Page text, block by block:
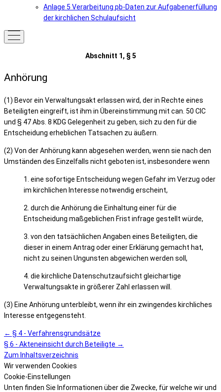
Anlage 5 Verarbeitung pb-Daten zur Aufgabenerfüllung
der kirchlichen Schulaufsicht
Abschnitt 1, § 5
Anhörung
(1) Bevor ein Verwaltungsakt erlassen wird, der in Rechte eines
Beteiligten eingreift, ist ihm in Übereinstimmung mit can. 50 CIC
und § 47 Abs. 8 KDG Gelegenheit zu geben, sich zu den für die
Entscheidung erheblichen Tatsachen zu äußern.
(2) Von der Anhörung kann abgesehen werden, wenn sie nach den
Umständen des Einzelfalls nicht geboten ist, insbesondere wenn
1. eine sofortige Entscheidung wegen Gefahr im Verzug oder
im kirchlichen Interesse notwendig erscheint,
2. durch die Anhörung die Einhaltung einer für die
Entscheidung maßgeblichen Frist infrage gestellt würde,
3. von den tatsächlichen Angaben eines Beteiligten, die
dieser in einem Antrag oder einer Erklärung gemacht hat,
nicht zu seinen Ungunsten abgewichen werden soll,
4. die kirchliche Datenschutzaufsicht gleichartige
Verwaltungsakte in größerer Zahl erlassen will.
(3) Eine Anhörung unterbleibt, wenn ihr ein zwingendes kirchliches
Interesse entgegensteht.
← § 4 - Verfahrensgrundsätze
§ 6 - Akteneinsicht durch Beteiligte →
Zum Inhaltsverzeichnis
Wir verwenden Cookies
Cookie-Einstellungen
Unten finden Sie Informationen über die Zwecke, für welche wir und